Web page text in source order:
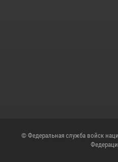
© Федеральная служба войск